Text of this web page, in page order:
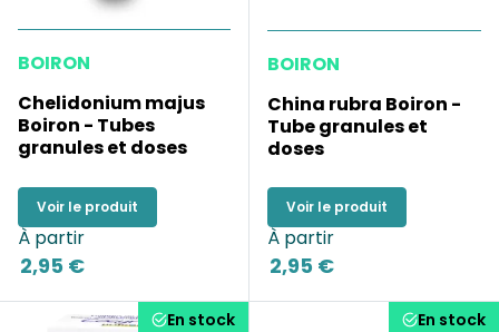
BOIRON
Chelidonium majus
Boiron - Tubes
granules et doses
Voir le produit
À partir
2,95 €
BOIRON
China rubra Boiron -
Tube granules et
doses
Voir le produit
À partir
2,95 €
En stock En stock